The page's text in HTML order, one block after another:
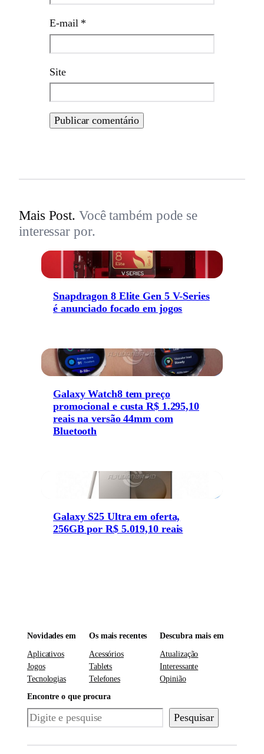
E-mail *
Site
Mais Post. Você também pode se
interessar por.
Snapdragon 8 Elite Gen 5 V-Series
é anunciado focado em jogos
Galaxy Watch8 tem preço
promocional e custa R$ 1.295,10
reais na versão 44mm com
Bluetooth
Galaxy S25 Ultra em oferta,
256GB por R$ 5.019,10 reais
Novidades em
Aplicativos
Jogos
Tecnologias
Os mais recentes
Acessórios
Tablets
Telefones
Descubra mais em
Atualização
Interessante
Opinião
Encontre o que procura
Pesquisar Pesquisar